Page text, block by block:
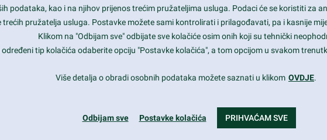
Smart and beautiful design
Unlimited Eelements
Mobile ready
podataka, kao i na njihov prijenos trećim pružateljima usluga. Podaci će se koristiti za
pružatelja usluga. Postavke možete sami kontrolirati i prilagođavati, pa i kasnije
Klikom na "Odbijam sve" odbijate sve kolačiće osim onih koji su tehnički
tip kolačića odaberite opciju "Postavke kolačića", a tom opcijom u svakom
Više detalja o obradi osobnih podataka možete saznati u klikom OVDJE.
Odbijam sve Postavke kolačića PRIHVAĆAM SVE